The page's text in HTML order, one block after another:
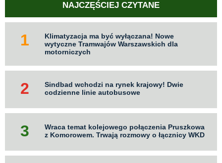
NAJCZĘŚCIEJ CZYTANE
Klimatyzacja ma być wyłączana! Nowe
wytyczne Tramwajów Warszawskich dla
motorniczych
Sindbad wchodzi na rynek krajowy! Dwie
codzienne linie autobusowe
Wraca temat kolejowego połączenia Pruszkowa
z Komorowem. Trwają rozmowy o łącznicy WKD